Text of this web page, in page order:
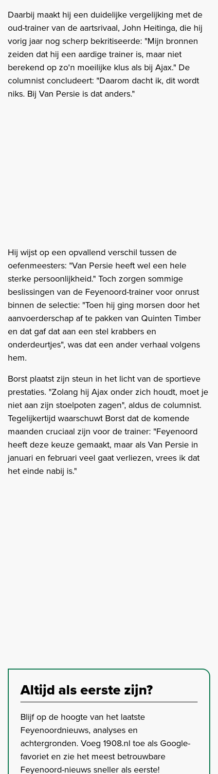
Daarbij maakt hij een duidelijke vergelijking met de
oud-trainer van de aartsrivaal, John Heitinga, die hij
vorig jaar nog scherp bekritiseerde: "Mijn bronnen
zeiden dat hij een aardige trainer is, maar niet
berekend op zo'n moeilijke klus als bij Ajax." De
columnist concludeert: "Daarom dacht ik, dit wordt
niks. Bij Van Persie is dat anders."
Hij wijst op een opvallend verschil tussen de
oefenmeesters: "Van Persie heeft wel een hele
sterke persoonlijkheid." Toch zorgen sommige
beslissingen van de Feyenoord-trainer voor onrust
binnen de selectie: "Toen hij ging morsen door het
aanvoerderschap af te pakken van Quinten Timber
en dat gaf dat aan een stel krabbers en
onderdeurtjes", was dat een ander verhaal volgens
hem.
Borst plaatst zijn steun in het licht van de sportieve
prestaties. "Zolang hij Ajax onder zich houdt, moet je
niet aan zijn stoelpoten zagen", aldus de columnist.
Tegelijkertijd waarschuwt Borst dat de komende
maanden cruciaal zijn voor de trainer: "Feyenoord
heeft deze keuze gemaakt, maar als Van Persie in
januari en februari veel gaat verliezen, vrees ik dat
het einde nabij is."
Altijd als eerste zijn?
Blijf op de hoogte van het laatste
Feyenoordnieuws, analyses en
achtergronden. Voeg 1908.nl toe als Google-
favoriet en zie het meest betrouwbare
Feyenoord-nieuws sneller als eerste!